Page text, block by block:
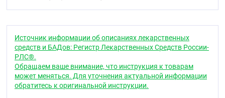
Возможные нежелательные реакции.
Содержимое упаковки и прочие сведения.
1. Что из себя представляет препарат
Икервис® и для чего его применяют
Препарат Икервис® содержит циклоспорин в
качестве действующего вещества. Циклоспорин
Источник информации об описаниях лекарственных
средств и БАДов: Регистр Лекарственных Средств России-
РЛС®.
Обращаем ваше внимание, что инструкция к товарам
может меняться. Для уточнения актуальной информации
обратитесь к оригинальной инструкции.